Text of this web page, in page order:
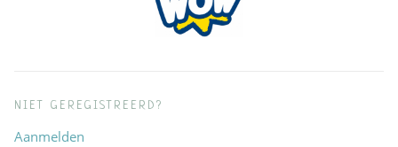
NIET GEREGISTREERD?
Aanmelden